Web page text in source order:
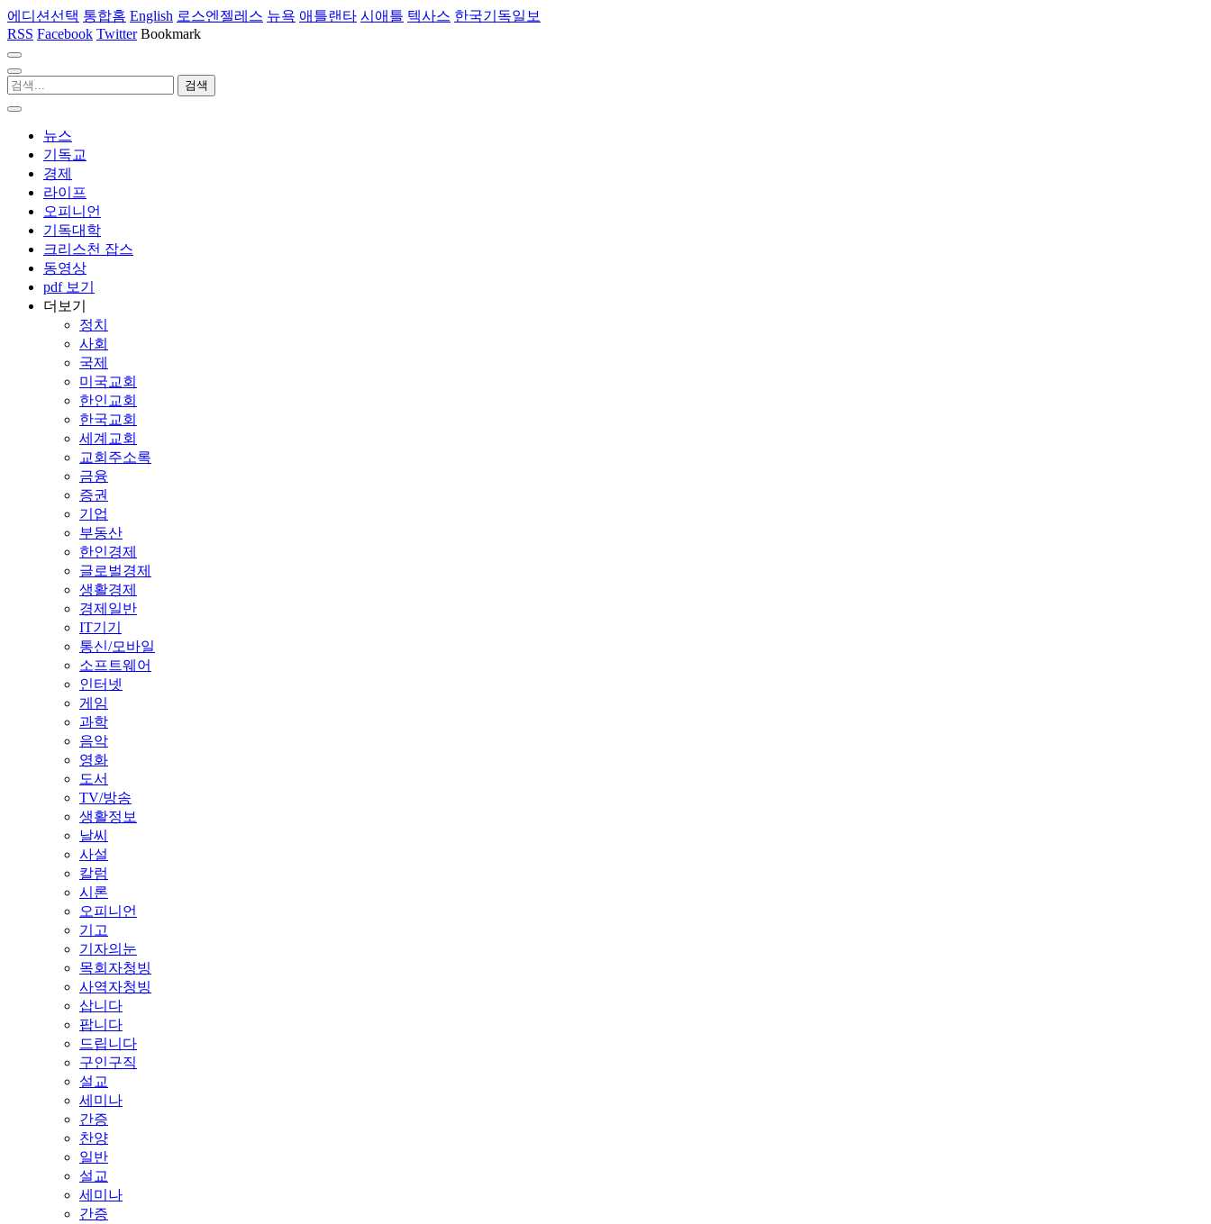
에디션선택 통합홈 English 로스엔젤레스 뉴욕 애틀랜타 시애틀 텍사스 한국기독일보
RSS Facebook Twitter Bookmark
뉴스
기독교
경제
라이프
오피니언
기독대학
크리스천 잡스
동영상
pdf 보기
더보기
정치
사회
국제
미국교회
한인교회
한국교회
세계교회
교회주소록
금융
증권
기업
부동산
한인경제
글로벌경제
생활경제
경제일반
IT기기
통신/모바일
소프트웨어
인터넷
게임
과학
음악
영화
도서
TV/방송
생활정보
날씨
사설
칼럼
시론
오피니언
기고
기자의눈
목회자청빙
사역자청빙
삽니다
팝니다
드립니다
구인구직
설교
세미나
간증
찬양
일반
설교
세미나
간증